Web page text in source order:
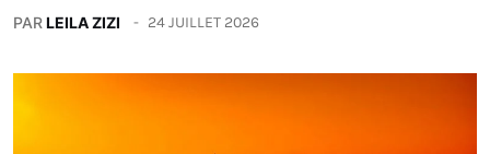
PARLEILA ZIZI 24 JUILLET 2026